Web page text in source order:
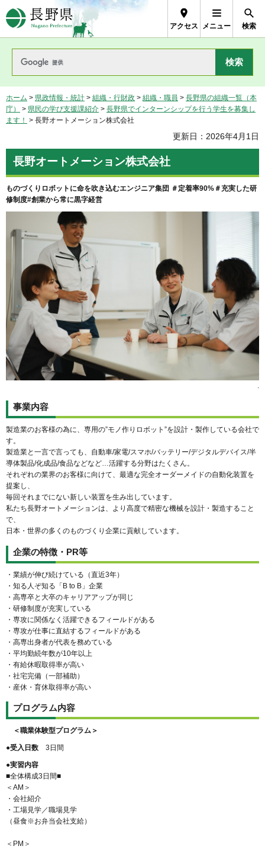
長野県Nagano Prefecture
アクセス メニュー 検索
ホーム > 県政情報・統計 > 組織・行財政 > 組織・職員 > 長野県の組織一覧（本
庁）
> 県民の学び支援課紹介 > 長野県でインターンシップを行う学生を募集し
ます！ > 長野オートメーション株式会社
更新日：2026年4月1日
長野オートメーション株式会社
ものづくりロボットに命を吹き込むエンジニア集団 ＃定着率90%＃充実した研
修制度#創業から常に黒字経営
.
事業内容
製造業のお客様の為に、専用の”モノ作りロボット”を設計・製作している会社で
す。
製造業と一言で言っても、自動車/家電/スマホ/バッテリー/デジタルデバイス/半
導体製品/化成品/食品などなど…活躍する分野はたくさん。
それぞれの業界のお客様に向けて、最適な完全オーダーメイドの自動化装置を
提案し、
毎回それまでにない新しい装置を生み出しています。
私たち長野オートメーションは、より高度で精密な機械を設計・製造すること
で、
日本・世界の多くのものづくり企業に貢献しています。
企業の特徴・PR等
・業績が伸び続けている（直近3年）
・知る人ぞ知る「B to B」企業
・高専卒と大卒のキャリアアップが同じ
・研修制度が充実している
・専攻に関係なく活躍できるフィールドがある
・専攻が仕事に直結するフィールドがある
・高専出身者が代表を務めている
・平均勤続年数が10年以上
・有給休暇取得率が高い
・社宅完備（一部補助）
・産休・育休取得率が高い
プログラム内容
＜職業体験型プログラム＞
●受入日数 3日間
●実習内容
■全体構成3日間■
＜AM＞
・会社紹介
・工場見学／職場見学
（昼食※お弁当会社支給）
＜PM＞